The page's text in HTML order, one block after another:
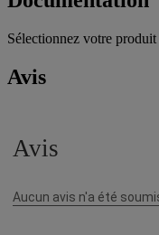
Sélectionnez votre
Avis